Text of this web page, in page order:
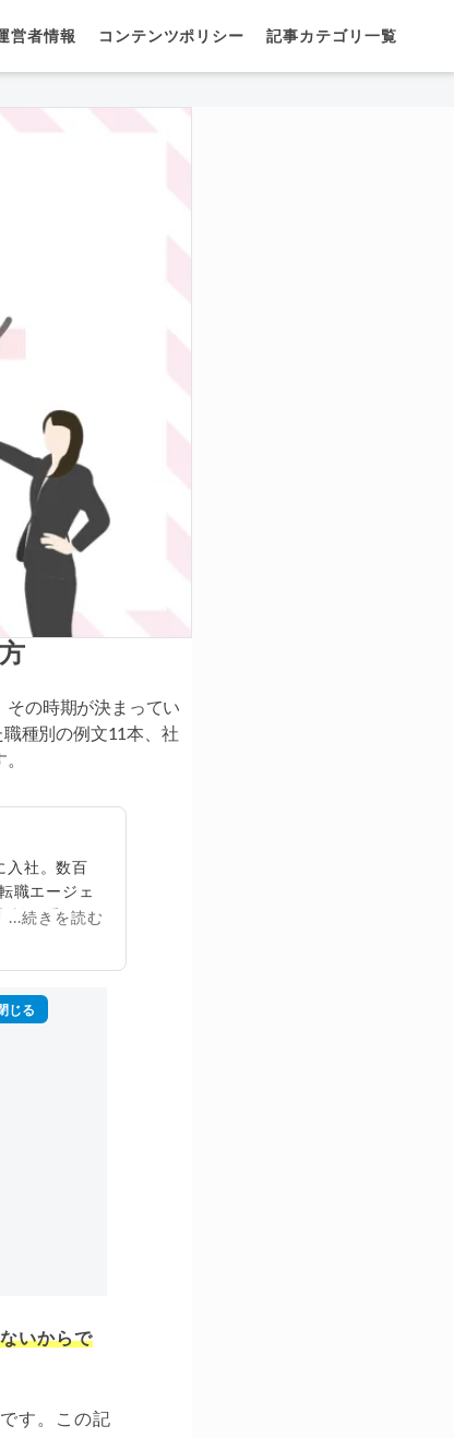
営者情報 コンテンツポリシー 記事カテゴリ一覧
その時期が決まってい
種別の例文11本、社
入社。数百
職エージェ
談に乗る。
...続きを読む
いからで
す。この記